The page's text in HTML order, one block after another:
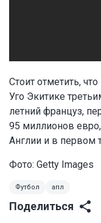
Стоит отметить,
Уго Экитике
летний француз,
95 миллионов
Англии и в первом
Фото: Getty Images
Футбол апл
Поделиться